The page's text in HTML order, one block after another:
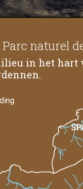
naturel
in het hart